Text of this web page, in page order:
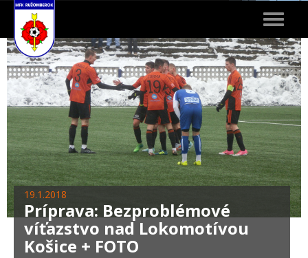
Toggle
19.1.2018
Príprava: Bezproblémové
víťazstvo nad Lokomotívou
Košice + FOTO